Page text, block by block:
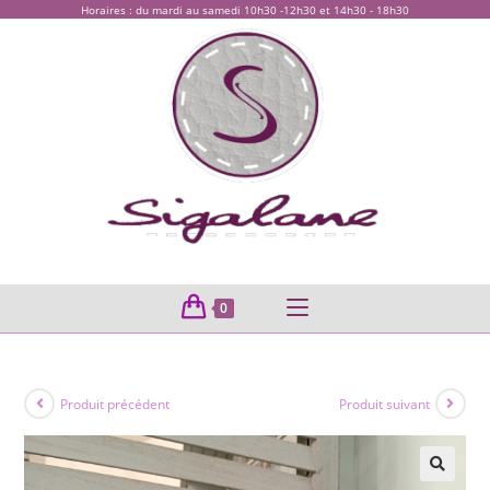
Horaires : du mardi au samedi 10h30 -12h30 et 14h30 - 18h30
0
Produit précédent Produit suivant